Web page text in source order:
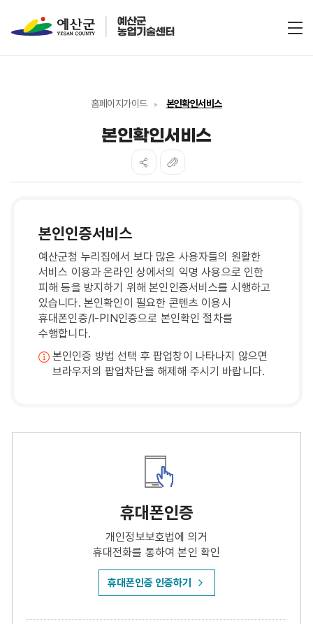
홈페이지가이드 본인확인서비스
본인확인서비스
본인인증서비스
예산군청 누리집에서 보다 많은 사용자들의 원활한
서비스 이용과 온라인 상에서의 익명 사용으로 인한
피해 등을 방지하기 위해 본인인증서비스를 시행하고
있습니다. 본인확인이 필요한 콘텐츠 이용시
휴대폰인증/I-PIN인증으로 본인확인 절차를
수행합니다.
본인인증 방법 선택 후 팝업창이 나타나지 않으면
브라우저의 팝업차단을 해제해 주시기 바랍니다.
휴대폰인증
개인정보보호법에 의거
휴대전화를 통하여 본인 확인
휴대폰인증 인증하기